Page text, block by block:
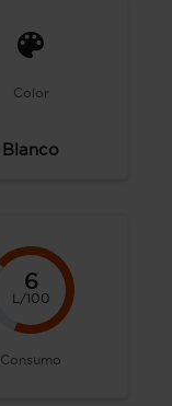
Color
Blanco
6
L/100
Consumo